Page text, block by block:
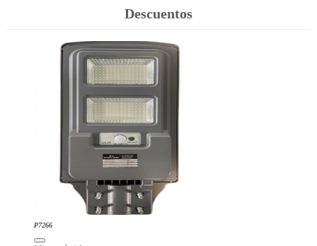
Descuentos
P7266